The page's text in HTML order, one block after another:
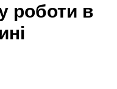
роботи в